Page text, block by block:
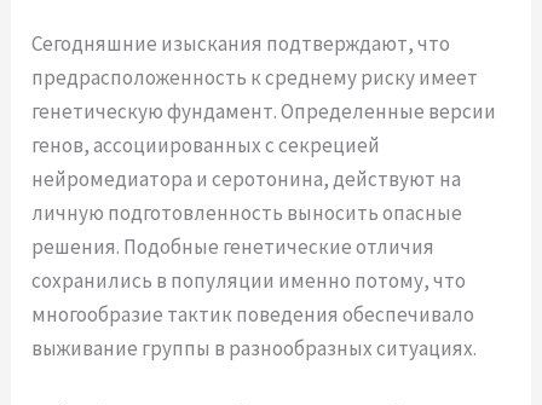
Сегодняшние изыскания подтверждают, что
предрасположенность к среднему риску имеет
генетическую фундамент. Определенные версии
генов, ассоциированных с секрецией
нейромедиатора и серотонина, действуют на
личную подготовленность выносить опасные
решения. Подобные генетические отличия
сохранились в популяции именно потому, что
многообразие тактик поведения обеспечивало
выживание группы в разнообразных ситуациях.